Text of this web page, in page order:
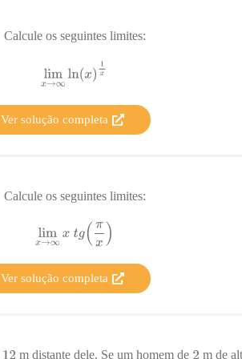
Calcule os seguintes limites:
Ver solução completa
Calcule os seguintes limites:
Ver solução completa
m distante dele. Se um homem de
m de